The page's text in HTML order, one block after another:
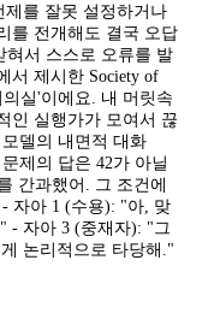
제를 잘못 설정하거나
를 전개해도 결국 오답
혀서 스스로 오류를 발
서 제시한 Society of
실'이에요. 내 머릿속
인 실행가가 모여서 끊
델의 내면적 대화
제의 답은 42가 아닐
간과했어. 그 조건에
자아 1 (수용): "아, 맞
- 자아 3 (중재자): "그
논리적으로 타당해."